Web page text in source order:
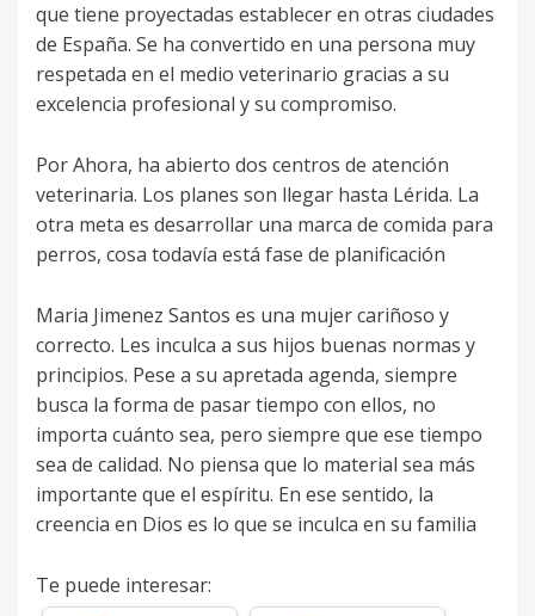
que tiene proyectadas establecer en otras ciudades
de España. Se ha convertido en una persona muy
respetada en el medio veterinario gracias a su
excelencia profesional y su compromiso.
Por Ahora, ha abierto dos centros de atención
veterinaria. Los planes son llegar hasta Lérida. La
otra meta es desarrollar una marca de comida para
perros, cosa todavía está fase de planificación
Maria Jimenez Santos es una mujer cariñoso y
correcto. Les inculca a sus hijos buenas normas y
principios. Pese a su apretada agenda, siempre
busca la forma de pasar tiempo con ellos, no
importa cuánto sea, pero siempre que ese tiempo
sea de calidad. No piensa que lo material sea más
importante que el espíritu. En ese sentido, la
creencia en Dios es lo que se inculca en su familia
Te puede interesar: